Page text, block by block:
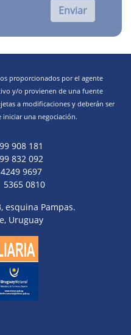
Enviar
proporcionados por el agente
y/o provienen de una fuente
a modificaciones y deberán ser
una negociación.
908 181
832 092
9697
5365 0810
esquina Pampas.
Uruguay